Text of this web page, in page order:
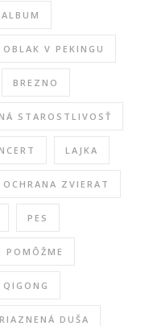
ALBUM
OBLAK V PEKINGU
BREZNO
STAROSTLIVOSŤ
LAJKA
OCHRANA ZVIERAT
PES
POMÔŽME
QIGONG
DUŠA